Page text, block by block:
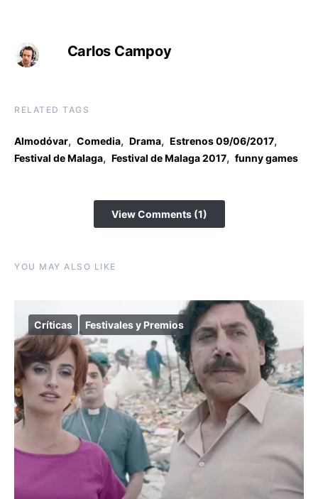
Carlos Campoy
RELATED TAGS
Almodóvar, Comedia, Drama, Estrenos 09/06/2017,
Festival de Malaga, Festival de Malaga 2017, funny games
View Comments (1)
YOU MAY ALSO LIKE
Críticas Festivales y Premios